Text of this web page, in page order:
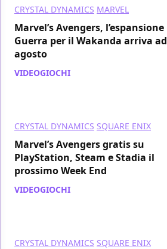
CRYSTAL DYNAMICS MARVEL
Marvel’s Avengers, l’espansione
Guerra per il Wakanda arriva ad
agosto
VIDEOGIOCHI
CRYSTAL DYNAMICS SQUARE ENIX
Marvel’s Avengers gratis su
PlayStation, Steam e Stadia il
prossimo Week End
VIDEOGIOCHI
CRYSTAL DYNAMICS SQUARE ENIX